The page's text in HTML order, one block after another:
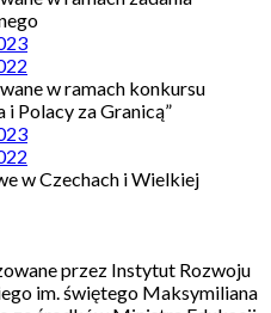
w ramach konkursu
i Polacy za Granicą”
w Czechach i Wielkiej
przez Instytut Rozwoju
im. świętego Maksymiliana